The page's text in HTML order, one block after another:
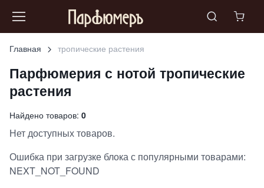
Главная тропические растения
Парфюмерия с нотой тропические
растения
Найдено товаров: 0
Нет доступных товаров.
Ошибка при загрузке блока с популярными товарами:
NEXT_NOT_FOUND